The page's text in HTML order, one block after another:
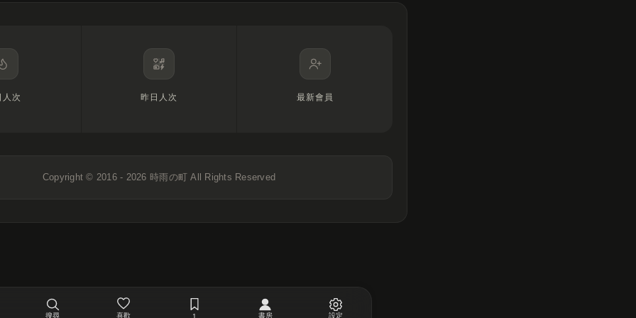
搜尋 喜歡 1 書房 設定
人次 昨日人次 最新會員
Copyright © 2016 - 2026 時雨の町 All Rights Reserved